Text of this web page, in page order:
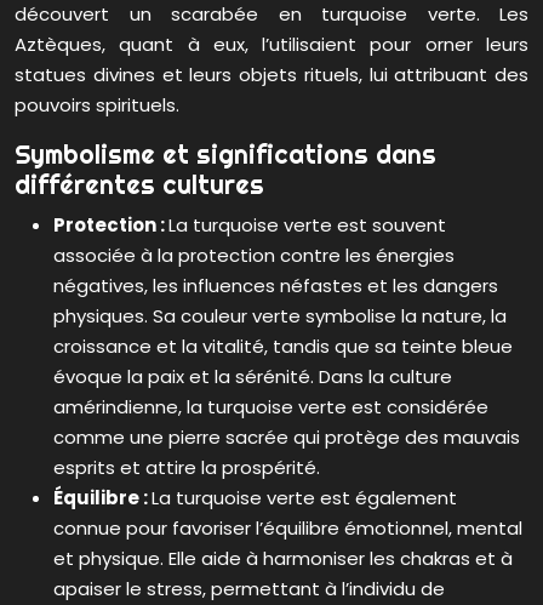
découvert un scarabée en turquoise verte. Les
Aztèques, quant à eux, l’utilisaient pour orner leurs
statues divines et leurs objets rituels, lui attribuant des
pouvoirs spirituels.
Symbolisme et significations dans
différentes cultures
Protection :La turquoise verte est souvent
associée à la protection contre les énergies
négatives, les influences néfastes et les dangers
physiques. Sa couleur verte symbolise la nature, la
croissance et la vitalité, tandis que sa teinte bleue
évoque la paix et la sérénité. Dans la culture
amérindienne, la turquoise verte est considérée
comme une pierre sacrée qui protège des mauvais
esprits et attire la prospérité.
Équilibre :La turquoise verte est également
connue pour favoriser l’équilibre émotionnel, mental
et physique. Elle aide à harmoniser les chakras et à
apaiser le stress, permettant à l’individu de